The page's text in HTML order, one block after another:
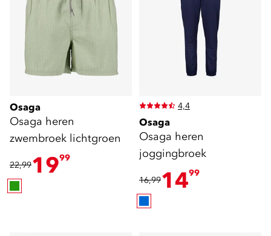
Osaga
Osaga heren
zwembroek lichtgroen
22,991999
4,4
Osaga
Osaga heren
joggingbroek
16,991499